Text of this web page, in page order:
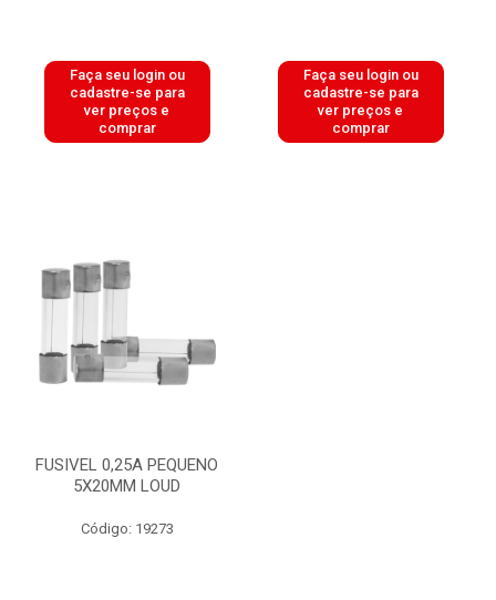
Faça seu login ou
cadastre-se para
ver preços e
comprar
Faça seu login ou
cadastre-se para
ver preços e
comprar
FUSIVEL 0,25A PEQUENO
5X20MM LOUD
Código: 19273